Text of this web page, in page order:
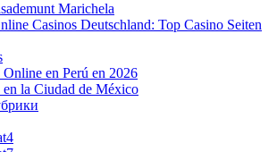
Marichela
Casinos Deutschland: Top Casino Seiten
Online en Perú en 2026
en la Ciudad de México